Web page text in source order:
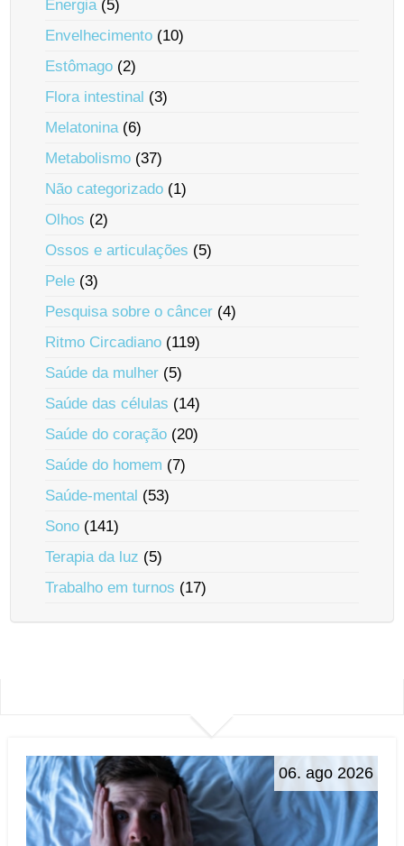
Energia(5)
Envelhecimento (10)
Estômago (2)
Flora intestinal (3)
Melatonina(6)
Metabolismo (37)
Não categorizado (1)
Olhos (2)
Ossos e articulações (5)
Pele (3)
Pesquisa sobre o câncer (4)
Ritmo Circadiano (119)
Saúde da mulher (5)
Saúde das células (14)
Saúde do coração (20)
Saúde do homem (7)
Saúde-mental (53)
Sono (141)
Terapia da luz (5)
Trabalho em turnos (17)
06. ago 2026